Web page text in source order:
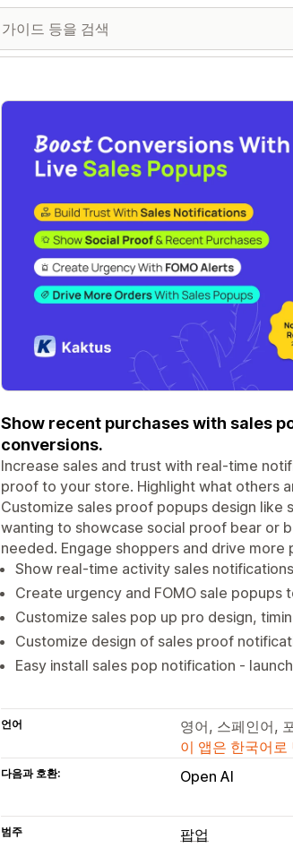
추천 이미지 갤러리
Show recent purchases with sales
conversions.
Increase sales and trust with real-time
proof to your store. Highlight what others
Customize sales proof popups design
wanting to showcase social proof bear or
needed. Engage shoppers and drive
Show real-time activity sales
Create urgency and FOMO sale popups
Customize sales pop up pro design,
Customize design of sales proof
Easy install sales pop notification -
언어
영어, 스페인어,
이 앱은 한국어
다음과 호환: Open AI
범주 팝업